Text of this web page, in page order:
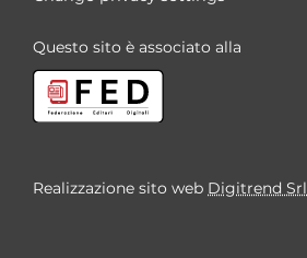
Questo sito è associato alla
Realizzazione sito web Digitrend Srl